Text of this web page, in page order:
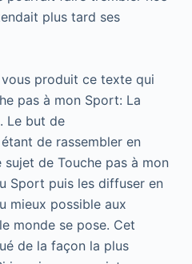
plus tard ses
produit ce texte qui
pas à mon Sport: La
Le but de
de rassembler en
de Touche pas à mon
Sport puis les diffuser en
mieux possible aux
monde se pose. Cet
de la façon la plus